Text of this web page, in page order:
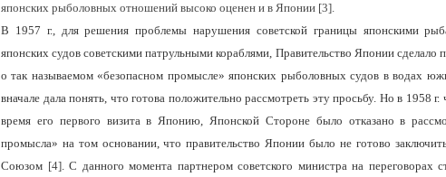
японских рыболовных отношений высоко оценен и в Японии [3].
В 1957 г., для решения проблемы нарушения советской границы японскими
японских судов советскими патрульными кораблями, Правительство Японии
о так называемом «безопасном промысле» японских рыболовных судов в водах
вначале дала понять, что готова положительно рассмотреть эту просьбу. Но в 1958 г.
время его первого визита в Японию, Японской Стороне было отказано в
промысла» на том основании, что правительство Японии было не готово
Союзом [4]. С данного момента партнером советского министра на переговорах